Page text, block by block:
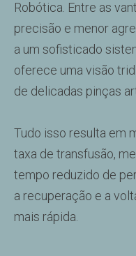
Robótica. Entre as
precisão e menor
a um sofisticado
oferece uma visão
de delicadas pinças
Tudo isso resulta em
taxa de transfusão,
tempo reduzido de
a recuperação e a
mais rápida.